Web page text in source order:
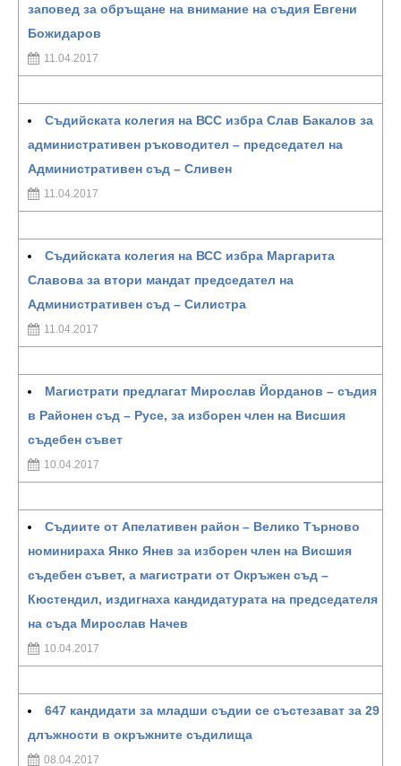
заповед за обръщане на внимание на съдия Евгени
Божидаров
11.04.2017
Съдийската колегия на ВСС избра Слав Бакалов за
административен ръководител – председател на
Административен съд – Сливен
11.04.2017
Съдийската колегия на ВСС избра Маргарита
Славова за втори мандат председател на
Административен съд – Силистра
11.04.2017
Магистрати предлагат Мирослав Йорданов – съдия
в Районен съд – Русе, за изборен член на Висшия
съдебен съвет
10.04.2017
Съдиите от Апелативен район – Велико Търново
номинираха Янко Янев за изборен член на Висшия
съдебен съвет, а магистрати от Окръжен съд –
Кюстендил, издигнаха кандидатурата на председателя
на съда Мирослав Начев
10.04.2017
647 кандидати за младши съдии се състезават за 29
длъжности в окръжните съдилища
08.04.2017